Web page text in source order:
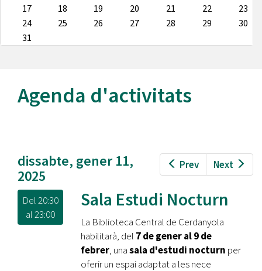
17
18 19 20 21 22
23
24
25 26 27 28 29
30
31
Agenda d'activitats
Prev Next
dissabte, gener 11,
2025
Del20:30
al23:00
Sala Estudi Nocturn
La Biblioteca Central de Cerdanyola
habilitarà, del 7 de gener al 9 de
febrer, unasala d'estudi nocturn per
oferir un espai adaptat a les nece